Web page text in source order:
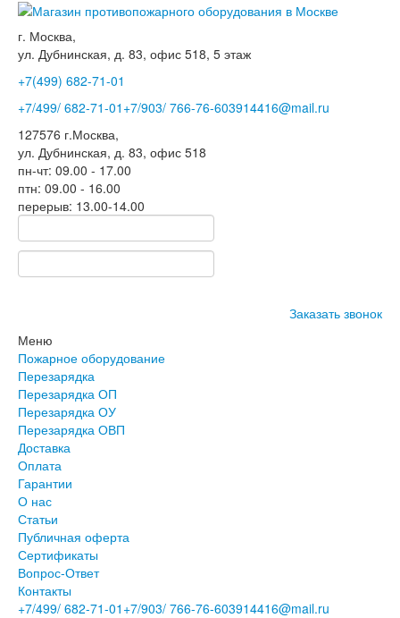
г. Москва,
ул. Дубнинская, д. 83, офис 518, 5 этаж
+7(499) 682-71-01
+7/499/ 682-71-01 +7/903/ 766-76-603914416@mail.ru
127576 г.Москва,
ул. Дубнинская, д. 83, офис 518
пн-чт: 09.00 - 17.00
птн: 09.00 - 16.00
перерыв: 13.00-14.00
Заказать звонок
Меню
Пожарное оборудование
Перезарядка
Перезарядка ОП
Перезарядка ОУ
Перезарядка ОВП
Доставка
Оплата
Гарантии
О нас
Статьи
Публичная оферта
Сертификаты
Вопрос-Ответ
Контакты
+7/499/ 682-71-01 +7/903/ 766-76-603914416@mail.ru